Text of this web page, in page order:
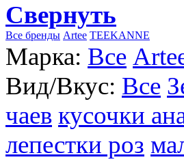
Свернуть
Все бренды Artee TEEKANNE
Марка: Все
Вид/Вкус: Все
чаев кусочки
лепестки роз